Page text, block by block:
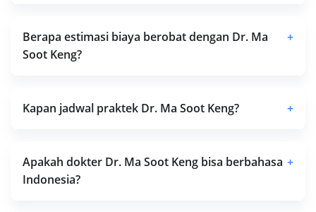
Berapa estimasi biaya berobat dengan Dr. Ma
Soot Keng?
+
Kapan jadwal praktek Dr. Ma Soot Keng? +
Apakah dokter Dr. Ma Soot Keng bisa berbahasa
Indonesia?
+